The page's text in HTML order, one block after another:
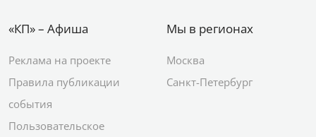
«КП» – Афиша
Реклама на проекте
Правила публикации
события
Пользовательское
Мы в регионах
Москва
Санкт-Петербург